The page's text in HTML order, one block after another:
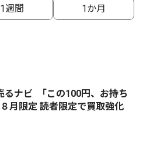
1週間 1か月
るナビ ｢この100円、お持ち
月限定 読者限定で買取強化